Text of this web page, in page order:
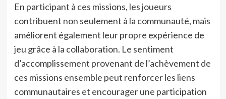
En participant à ces missions, les joueurs
contribuent non seulement à la communauté, mais
améliorent également leur propre expérience de
jeu grâce à la collaboration. Le sentiment
d’accomplissement provenant de l’achèvement de
ces missions ensemble peut renforcer les liens
communautaires et encourager une participation